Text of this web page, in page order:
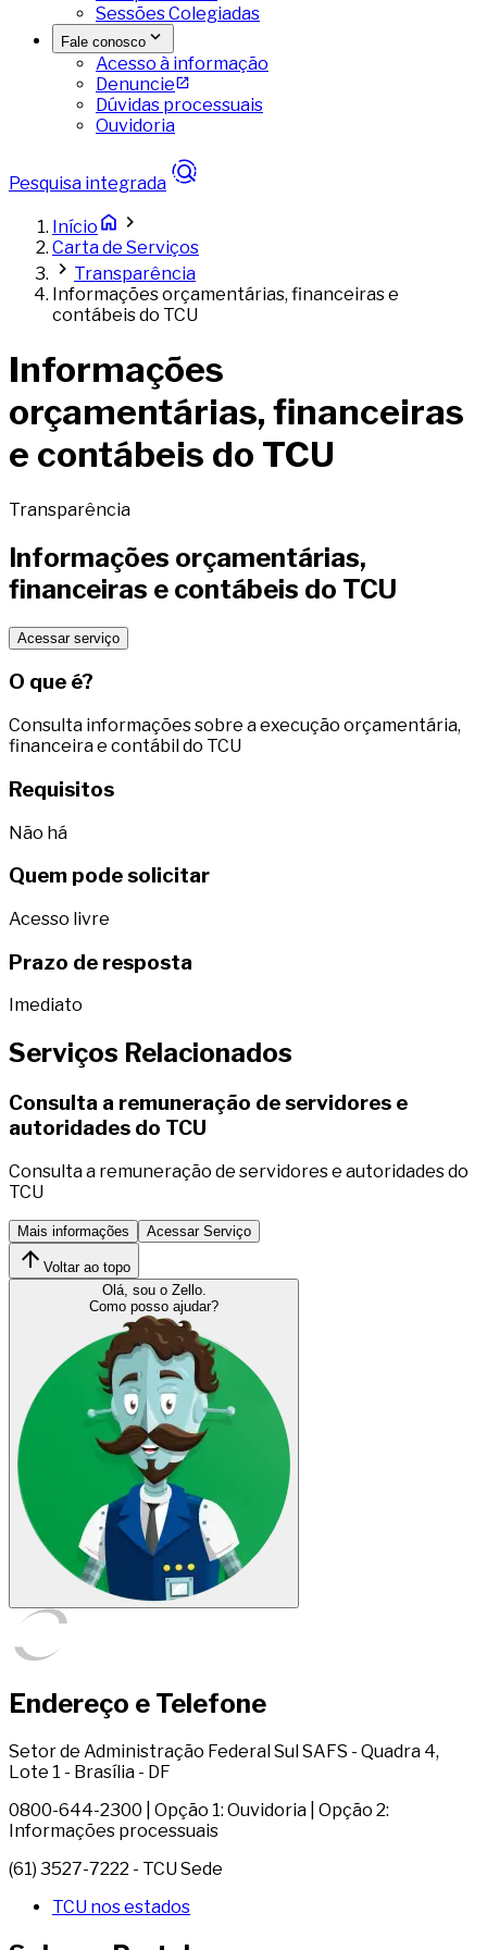
Sessões Colegiadas
Fale conosco
Acesso à informação
Denuncie
Dúvidas processuais
Ouvidoria
Pesquisa integrada
Início
Carta de Serviços
Transparência
Informações orçamentárias, financeiras e
contábeis do TCU
Informações
orçamentárias, financeiras
e contábeis do TCU
Transparência
Informações orçamentárias,
financeiras e contábeis do TCU
Acessar serviço
O que é?
Consulta informações sobre a execução orçamentária,
financeira e contábil do TCU
Requisitos
Não há
Quem pode solicitar
Acesso livre
Prazo de resposta
Imediato
Serviços Relacionados
Consulta a remuneração de servidores e
autoridades do TCU
Consulta a remuneração de servidores e autoridades do
TCU
Mais informações Acessar Serviço
Voltar ao topo
Olá, sou o Zello.
Como posso ajudar?
Endereço e Telefone
Setor de Administração Federal Sul SAFS - Quadra 4,
Lote 1 - Brasília - DF
0800-644-2300 | Opção 1: Ouvidoria | Opção 2:
Informações processuais
(61) 3527-7222 - TCU Sede
TCU nos estados